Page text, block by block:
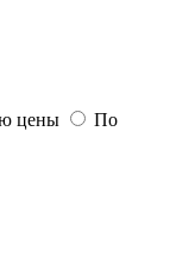
цены
По